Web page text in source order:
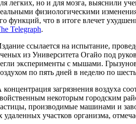
легких, но и для мозга, выяснили
физиологическими
функций, что в итоге влечет
Telegraph.
ссылается на испытание,
из Университета Огайо под
эксперименты с мышами.
по пять дней в неделю по
концентрация загрязнения воздуха
некоторым городским
производимые машинами и
участков организма,